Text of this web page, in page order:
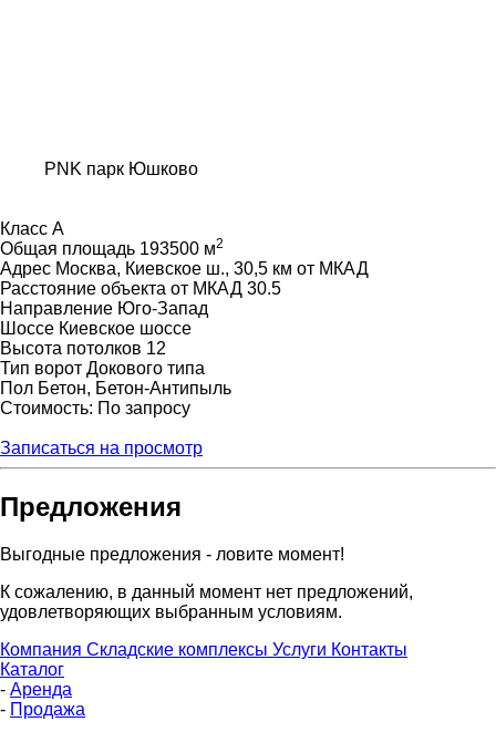
PNK парк Юшково
Класс A
Общая площадь 193500 м2
Адрес Москва, Киевское ш., 30,5 км от МКАД
Расстояние объекта от МКАД 30.5
Направление Юго-Запад
Шоссе Киевское шоссе
Высота потолков 12
Тип ворот Докового типа
Пол Бетон, Бетон-Антипыль
Стоимость: По запросу
Записаться на просмотр
Предложения
Выгодные предложения - ловите момент!
К сожалению, в данный момент нет предложений,
удовлетворяющих выбранным условиям.
Компания Складские комплексы Услуги Контакты
Каталог
- Аренда
- Продажа